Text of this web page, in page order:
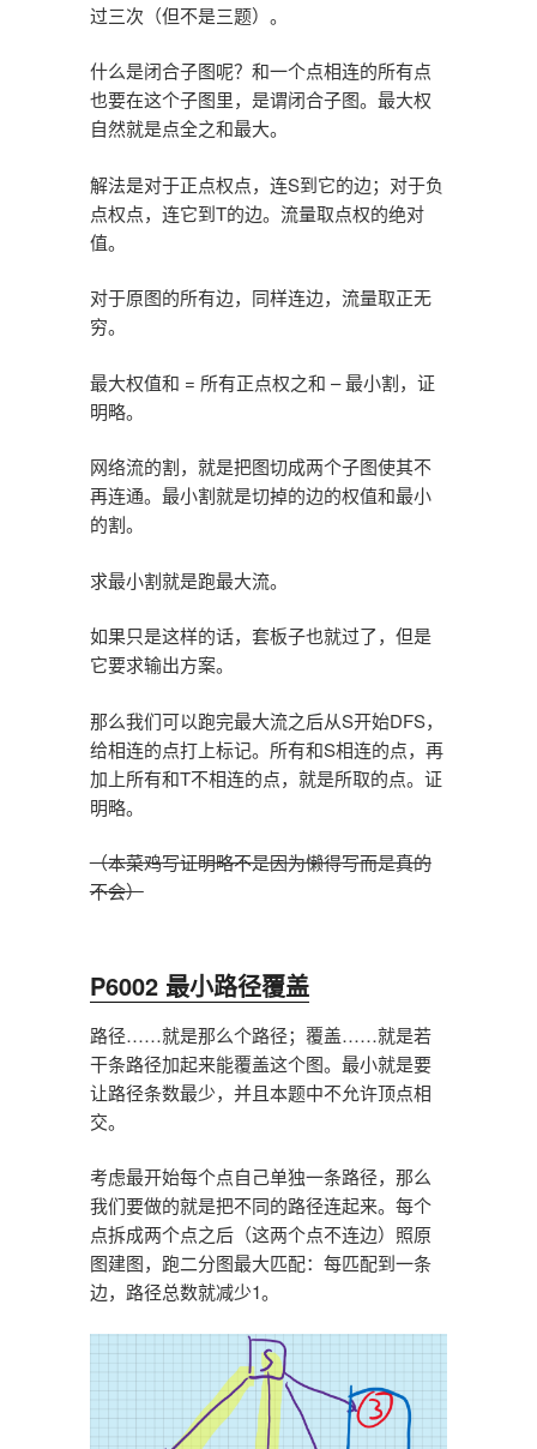
过三次（但不是三题）。
什么是闭合子图呢？和一个点相连的所有点
也要在这个子图里，是谓闭合子图。最大权
自然就是点全之和最大。
解法是对于正点权点，连S到它的边；对于负
点权点，连它到T的边。流量取点权的绝对
值。
对于原图的所有边，同样连边，流量取正无
穷。
最大权值和 = 所有正点权之和 – 最小割，证
明略。
网络流的割，就是把图切成两个子图使其不
再连通。最小割就是切掉的边的权值和最小
的割。
求最小割就是跑最大流。
如果只是这样的话，套板子也就过了，但是
它要求输出方案。
那么我们可以跑完最大流之后从S开始DFS，
给相连的点打上标记。所有和S相连的点，再
加上所有和T不相连的点，就是所取的点。证
明略。
（本菜鸡写证明略不是因为懒得写而是真的
不会）
P6002 最小路径覆盖
路径……就是那么个路径；覆盖……就是若
干条路径加起来能覆盖这个图。最小就是要
让路径条数最少，并且本题中不允许顶点相
交。
考虑最开始每个点自己单独一条路径，那么
我们要做的就是把不同的路径连起来。每个
点拆成两个点之后（这两个点不连边）照原
图建图，跑二分图最大匹配：每匹配到一条
边，路径总数就减少1。